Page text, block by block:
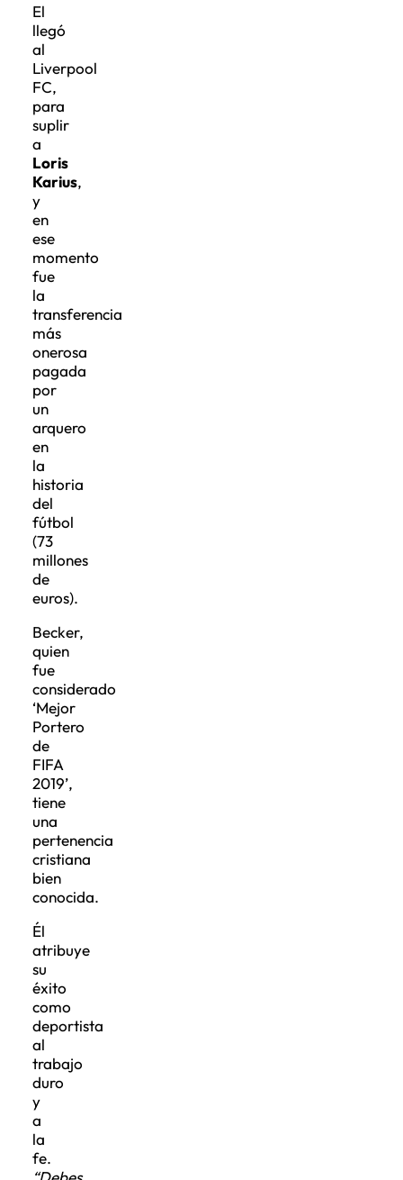
El
llegó
al
Liverpool
FC,
para
suplir
a
Loris
Karius,
y
en
ese
momento
fue
la
transferencia
más
onerosa
pagada
por
un
arquero
en
la
historia
del
fútbol
(73
millones
de
euros).
Becker,
quien
fue
considerado
‘Mejor
Portero
de
FIFA
2019’,
tiene
una
pertenencia
cristiana
bien
conocida.
Él
atribuye
su
éxito
como
deportista
al
trabajo
duro
y
a
la
fe.